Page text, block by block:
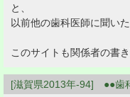
と、
以前他の歯科医師に聞い
このサイトも関係者の書
[滋賀県2013年-94] ●●